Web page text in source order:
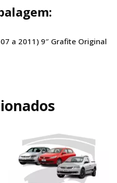
a 2011) 9″ Grafite Original